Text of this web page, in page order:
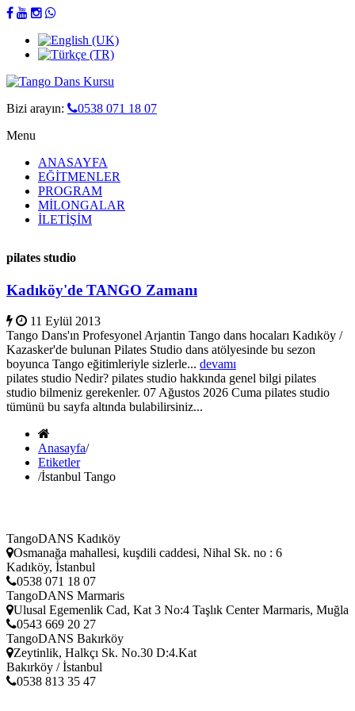
Bizi arayın: 0538 071 18 07
Menu
ANASAYFA
EĞİTMENLER
PROGRAM
MİLONGALAR
İLETİŞİM
pilates studio
Kadıköy'de TANGO Zamanı
11 Eylül 2013
Tango Dans'ın Profesyonel Arjantin Tango dans hocaları Kadıköy /
Kazasker'de bulunan Pilates Studio dans atölyesinde bu sezon
boyunca Tango eğitimleriyle sizlerle... devamı
pilates studio Nedir? pilates studio hakkında genel bilgi pilates
studio bilmeniz gerekenler. 07 Ağustos 2026 Cuma pilates studio
tümünü bu sayfa altında bulabilirsiniz...
Anasayfa/
Etiketler
/İstanbul Tango
TangoDANS Kadıköy
Osmanağa mahallesi, kuşdili caddesi, Nihal Sk. no : 6
Kadıköy, İstanbul
0538 071 18 07
TangoDANS Marmaris
Ulusal Egemenlik Cad, Kat 3 No:4 Taşlık Center Marmaris, Muğla
0543 669 20 27
TangoDANS Bakırköy
Zeytinlik, Halkçı Sk. No.30 D:4.Kat
Bakırköy / İstanbul
0538 813 35 47